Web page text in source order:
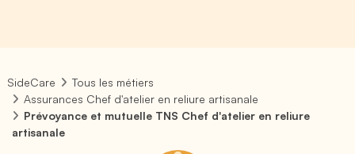
SideCare
Tous les métiers
Assurances Chef d'atelier en reliure artisanale
Prévoyance et mutuelle TNS Chef d'atelier en reliure
artisanale